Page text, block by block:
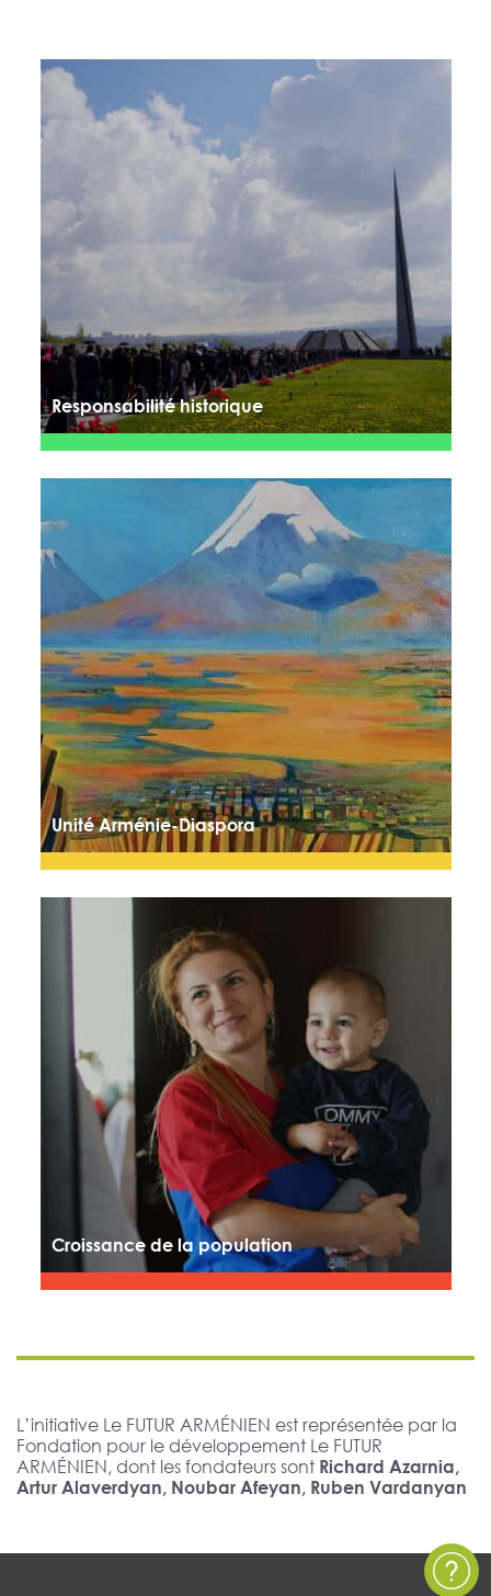
Responsabilité historique
Unité Arménie-Diaspora
Croissance de la population
L’initiative Le FUTUR ARMÉNIEN est représentée par la
Fondation pour le développement Le FUTUR
ARMÉNIEN, dont les fondateurs sont Richard Azarnia,
Artur Alaverdyan, Noubar Afeyan, Ruben Vardanyan